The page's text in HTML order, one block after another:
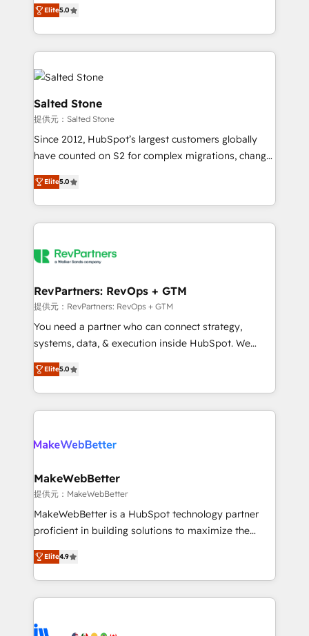
partnerships, we guide organizations through the
revenue maturity model - delivering the right
grows.
Partner. 🚀 With 2,750+ HubSpot projects delivered
and 370+ specialists across EMEA, APAC and NAM,
we de-risk complex CRM programmes and
accelerate ROI across every HubSpot Hub. 🧭 From
multi-region migrations to AI-powered automation,
we turn complexity into clarity, human at global
scale. 🏆 HubSpot’s CEO called us “the partner of the
future.” Others agree it is proof of trust built through
measurable impact.
Elite5.0
Salted Stone
提供元：Salted Stone
Since 2012, HubSpot’s largest customers globally
have counted on S2 for complex migrations, change
management, systems integration, and creative
solutions that deliver measurable impact and
transform brand experiences As one of the few full-
service creative agencies in the HubSpot
winning design to build scalable, globally
marketing campaigns, & RevOps frameworks that
fuel long-term success We connect the entire
customer lifecycle through seamless integrations,
ensure long-term adoption with change-
and service to drive sustainable growth With 6 key
HubSpot accreditations and experience across
Elite5.0
RevPartners: RevOps + GTM
提供元：RevPartners: RevOps + GTM
You need a partner who can connect strategy,
systems, data, & execution inside HubSpot. We
bridge the gap where most agencies fall short by
combining GTM strategy with technical execution to
solve the right problem with the right solution. As the
only firm in the world to hold Elite Partner
clients gain a unique advantage in CRM architecture,
market execution. Why B2B Businesses Choose RP: -
Secure: Soc2 compliant 🛡️ - Pricing: Implementations
starting at $1,5k 💵 - Speed: Launch in 14 days ⚡ -
Global: 75+ RPers across five continents 🌐 - Scale:
HubSpot Partner 🪴 - Sales Hub: More
implementations than any other Partner 💻 -
agency for an Ops problem. Don't hire a technical
Elite5.0
MakeWebBetter
提供元：MakeWebBetter
MakeWebBetter is a HubSpot technology partner
proficient in building solutions to maximize the
operational efficiency of HubSpot. The fastest-
growing tech-enabler & facilitator, MakeWebBetter,
hands you the blend of HubSpot expertise &
eminent solutions & integrations. Trust us to
Elite Partners with 10+ years of HubSpot experience
Elite4.9